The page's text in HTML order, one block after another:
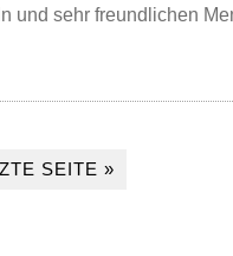
und sehr freundlichen
SEITE »